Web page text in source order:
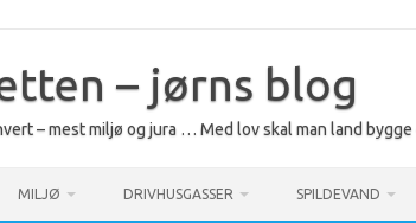
– jørns blog
– mest miljø og jura … Med lov skal man land
MILJØ DRIVHUSGASSER SPILDEVAND